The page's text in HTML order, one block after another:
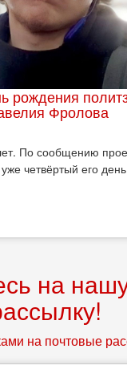
рождения
Фролова
По сообщению
четвёртый его
на
на почтовые